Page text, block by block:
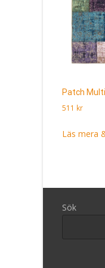
Patch
511 kr
Läs mera
Sök